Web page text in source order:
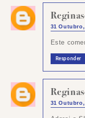
31 Outubro,
Este
Responder
31 Outubro,